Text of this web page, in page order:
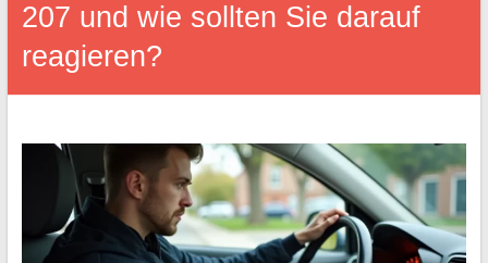
207 und wie sollten Sie darauf
reagieren?